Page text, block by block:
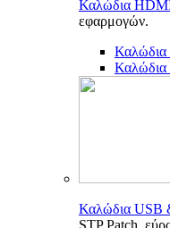
Καλώδια
εφαρμογών.
Καλώδια
Καλώδια USB
STP Patch,